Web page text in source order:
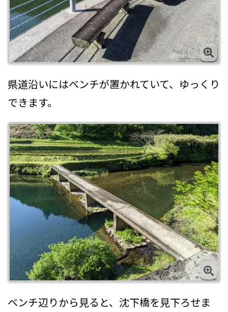
県道沿いにはベンチが置かれていて、ゆっくり
できます。
ベンチ辺りから見ると、沈下橋を見下ろせま